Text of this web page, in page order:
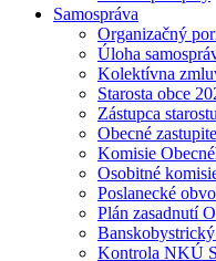
Samospráva
Organizačný
Úloha
Kolektívna
Starosta obce
Zástupca
Obecné
Komisie
Osobitné
Poslanecké
Plán zasadnutí
Kontrola NKÚ